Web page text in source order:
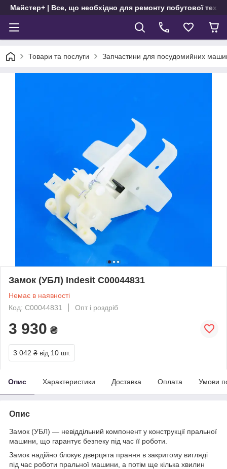
Майстер+ | Все, що необхідно для ремонту побутової
Товари та послуги Запчастини для посудомийних
Замок (УБЛ) Indesit C00044831
Немає в наявності
Код: C00044831
Опт і роздріб
3 930 ₴
3 042 ₴ від 10 шт.
Опис Характеристики Доставка Оплата Умови
Опис
Замок (УБЛ) — невіддільний компонент у конструкції пральної
машини, що гарантує безпеку під час її роботи.
Замок надійно блокує дверцята прання в закритому вигляді
під час роботи пральної машини, а потім ще кілька хвилин